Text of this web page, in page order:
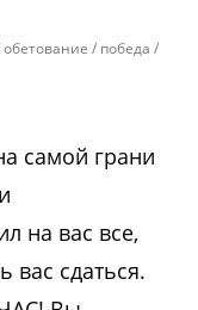
обетование / победа /
самой грани
на вас все,
вас сдаться.